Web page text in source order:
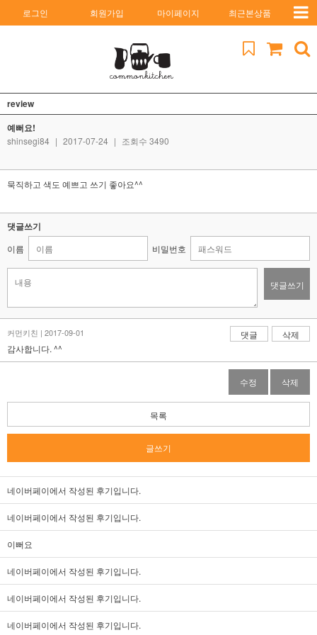
로그인 회원가입 마이페이지 최근본상품
review
예뻐요!
shinsegi84 | 2017-07-24 | 조회수 3490
묵직하고 색도 예쁘고 쓰기 좋아요^^
댓글쓰기
이름 비밀번호
댓글쓰기
커먼키친 | 2017-09-01 삭제
댓글
감사합니다. ^^
수정 삭제
목록
글쓰기
네이버페이에서 작성된 후기입니다.
네이버페이에서 작성된 후기입니다.
이뻐요
네이버페이에서 작성된 후기입니다.
네이버페이에서 작성된 후기입니다.
네이버페이에서 작성된 후기입니다.